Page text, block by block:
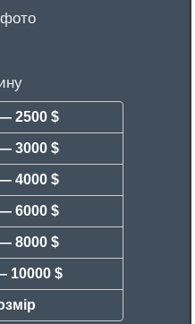
фото
— 2500 $
— 3000 $
— 4000 $
— 6000 $
— 8000 $
10000 $